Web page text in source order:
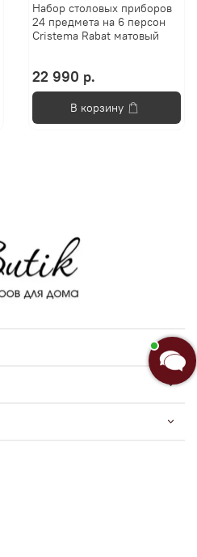
Набор столовых приборов
24 предмета на 6 персон
Cristema Rabat матовый
22 990 р.
В корзину
Введите сообщение
Анастасия
Добро пожаловать в «Постель
Бутик»!🌸
Я Анастасия, Ваш консультант.